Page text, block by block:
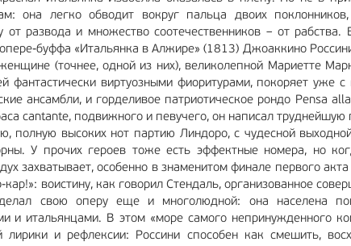
она легко обводит вокруг пальца двоих
развода и множество соотечественников – от рабства.
буффа «Итальянка в Алжире» (1813) Джоаккино
(точнее, одной из них), великолепной Мариетте
фантастически виртуозными фиоритурами, покоряет уже с
ансамбли, и горделивое патриотическое рондо Pensa
cantante, подвижного и певучего, он написал труднейшую
полную высоких нот партию Линдоро, с чудесной
У прочих героев тоже есть эффектные номера, но
захватывает, особенно в знаменитом финале первого акта
воистину, как говорил Стендаль, организованное
свою оперу еще и многолюдной: она населена
и итальянцами. В этом «море самого непринужденного
и рефлексии: Россини способен как смешить,